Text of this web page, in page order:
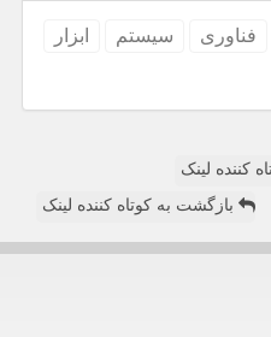
فناوری سیستم
ابزار
کننده لینک
بازگشت به کوتاه کننده لینک